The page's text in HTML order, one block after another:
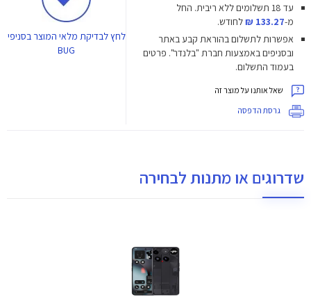
עד 18 תשלומים ללא ריבית.
החל
מ-133.27 ₪
לחודש.
אפשרות לתשלום בהוראת קבע באתר
ובסניפים באמצעות חברת "בלנדר". פרטים
בעמוד התשלום.
שאל אותנו על מוצר זה
גרסת הדפסה
לחץלבדיקת מלאי המוצר בסניפי
BUG
שדרוגים או מתנות לבחירה